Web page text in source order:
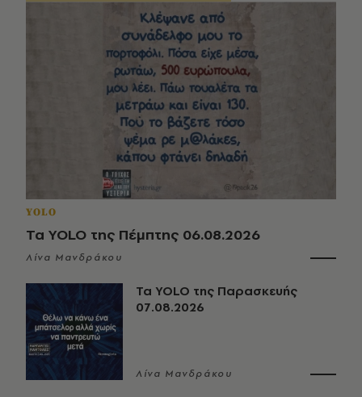
YOLO
Τα YOLO της Πέμπτης 06.08.2026
Λίνα Μανδράκου
Τα YOLO της Παρασκευής
07.08.2026
Λίνα Μανδράκου